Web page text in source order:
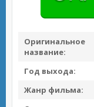
Оригинальное
название:
Год выхода:
Жанр фильма: